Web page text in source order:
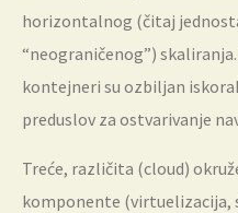
horizontalnog (čitaj
“neograničenog”)
kontejneri su ozbiljan
preduslov za ostvarivanje
Treće, različita (cloud)
komponente (virtuelizacija,